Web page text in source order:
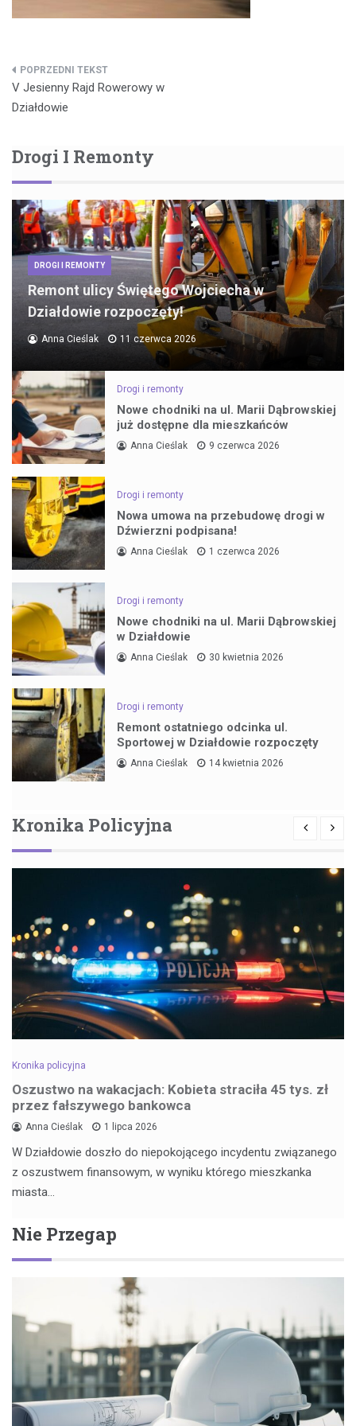
Nawigacja
wpisu
V Jesienny Rajd Rowerowy w
Działdowie
Drogi I Remonty
DROGI I REMONTY
Remont ulicy Świętego Wojciecha w
Działdowie rozpoczęty!
Anna Cieślak 11 czerwca 2026
Drogi i remonty
Nowe chodniki na ul. Marii Dąbrowskiej
już dostępne dla mieszkańców
Anna Cieślak 9 czerwca 2026
Drogi i remonty
Nowa umowa na przebudowę drogi w
Dźwierzni podpisana!
Anna Cieślak 1 czerwca 2026
Drogi i remonty
Nowe chodniki na ul. Marii Dąbrowskiej
w Działdowie
Anna Cieślak 30 kwietnia 2026
Drogi i remonty
Remont ostatniego odcinka ul.
Sportowej w Działdowie rozpoczęty
Anna Cieślak 14 kwietnia 2026
Kronika Policyjna
Kronika policyjna
Oszustwo na wakacjach: Kobieta straciła 45 tys. zł
przez fałszywego bankowca
Anna Cieślak 1 lipca 2026
W Działdowie doszło do niepokojącego incydentu związanego
z oszustwem finansowym, w wyniku którego mieszkanka
miasta…
Nie Przegap